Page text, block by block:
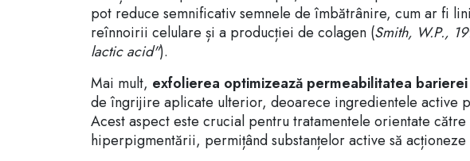
pot reduce semnificativ semnele de îmbătrânire, cum ar fi
reînnoirii celulare și a producției de colagen (Smith, W.P.,
lactic acid").
Mai mult, exfolierea optimizează permeabilitatea
de îngrijire aplicate ulterior, deoarece ingredientele active
Acest aspect este crucial pentru tratamentele orientate
hiperpigmentării, permițând substanțelor active să